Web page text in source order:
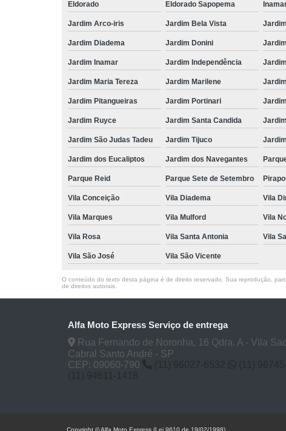
Eldorado Eldorado Sapopema
Jardim Arco-iris Jardim Bela Vista
Jardim Diadema Jardim Donini
Jardim Inamar Jardim Independência
Jardim Maria Tereza Jardim Marilene
Jardim Pitangueiras Jardim Portinari
Jardim Ruyce Jardim Santa Candida
Jardim São Judas Tadeu Jardim Tijuco
Jardim dos Eucaliptos Jardim dos Navegantes
Parque Reid Parque Sete de Setembro
Vila Conceição Vila Diadema Vila
Vila Marques Vila Mulford Vila
Vila Rosa Vila Santa Antonia Vila
Vila São José Vila São Vicente
O conteúdo do texto desta página é de direito reservado. Sua reprodução,
de direitos autorais
Alfa Moto Express Serviço de entrega
Rua Fernando de Noronha, 16 Qdra. A - Vila
Cabral Santo André - SP
CEP: 09060-790
(11) 96027-6532
(11)
(11) 94611-1418
Copyright © Alfa Moto Express (Lei 9610 de 19/02/1998)